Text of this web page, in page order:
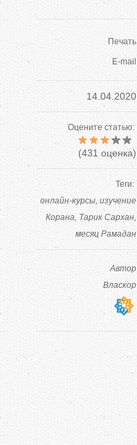
Печать
E-mail
14.04.2020
Оцените статью:
(431 оценка)
Теги:
онлайн-курсы изучение
Корана Тарик Сархан
месяц Рамадан
Автор
Власкор